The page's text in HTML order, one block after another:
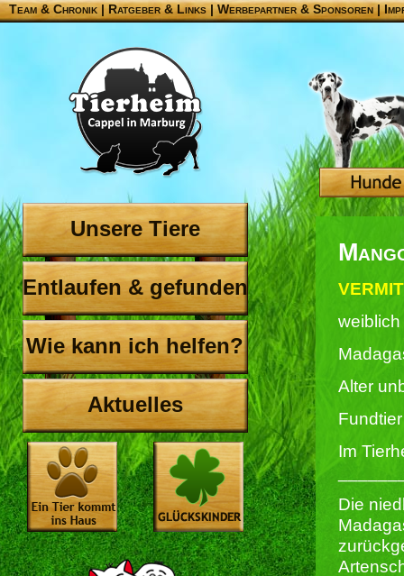
Team & Chronik |Ratgeber & Links|Werbepartner & Sponsoren|
Unsere Tiere
Entlaufen & gefunden
Wie kann ich helfen?
Aktuelles
weiblich
Alter
Im
Die